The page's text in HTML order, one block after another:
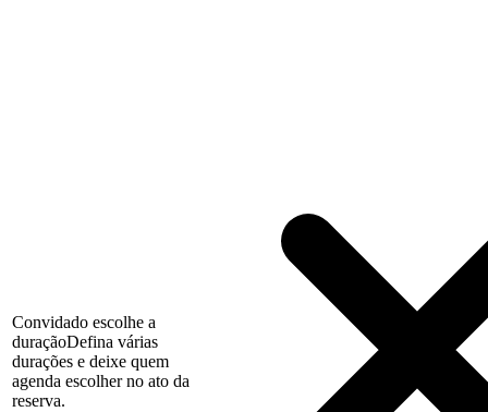
Convidado escolhe a
duraçãoDefina várias
durações e deixe quem
agenda escolher no ato da
reserva.